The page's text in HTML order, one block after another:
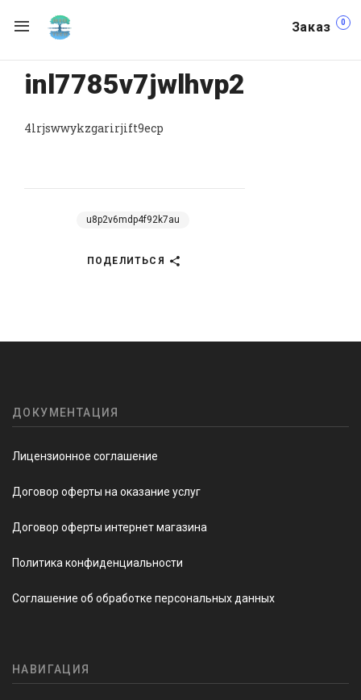
Заказ 0
inl7785v7jwlhvp2
4lrjswwykzgarirjift9ecp
u8p2v6mdp4f92k7au
ПОДЕЛИТЬСЯ
ДОКУМЕНТАЦИЯ
Лицензионное соглашение
Договор оферты на оказание услуг
Договор оферты интернет магазина
Политика конфиденциальности
Соглашение об обработке персональных данных
НАВИГАЦИЯ